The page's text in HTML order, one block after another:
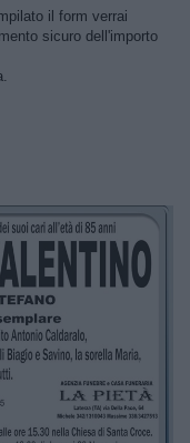
il form verrai
sicuro dell'importo